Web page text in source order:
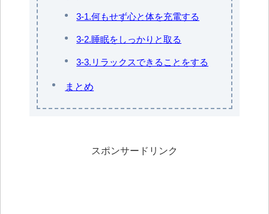
3-1.何もせず心と体を充電する
3-2.睡眠をしっかりと取る
3-3.リラックスできることをする
まとめ
スポンサードリンク